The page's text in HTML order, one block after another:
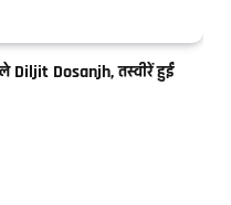
Diljit Dosanjh, तस्वीरें हुईं